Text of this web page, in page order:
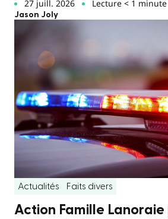
27 juill. 2026 Lecture < 1 minute
Jason Joly
Actualités Faits divers
Action Famille